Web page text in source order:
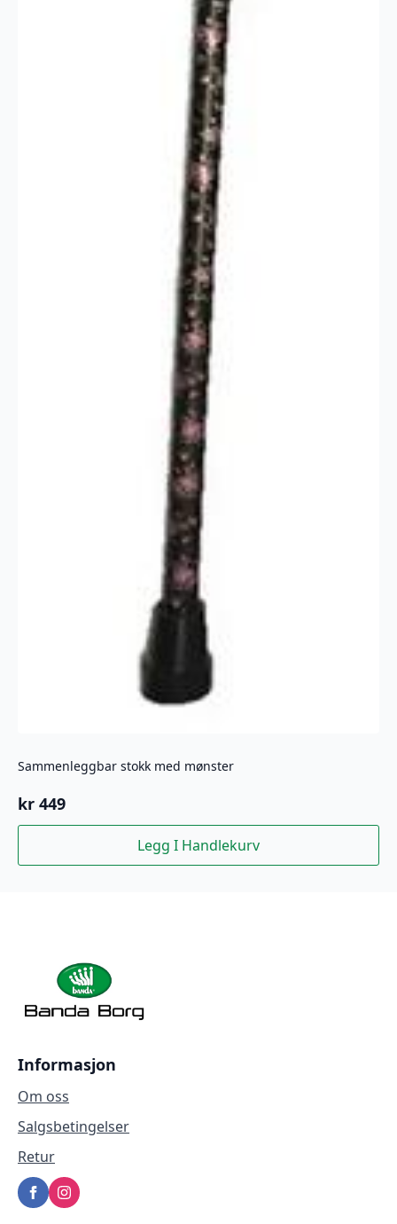
Sammenleggbar stokk med mønster
kr 449
Legg I Handlekurv
Informasjon
Om oss
Salgsbetingelser
Retur